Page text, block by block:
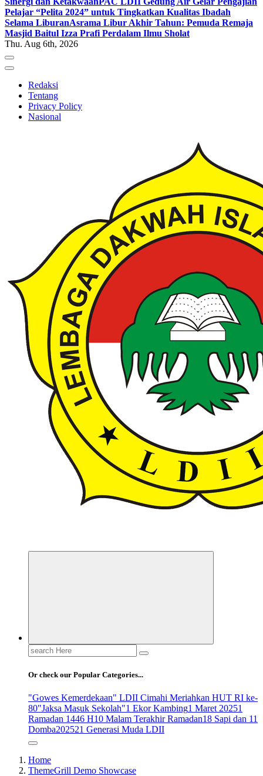
Pelajar “Pelita 2024” untuk Tingkatkan Kualitas Ibadah
Selama LiburanAsrama Libur Akhir Tahun: Pemuda Remaja
Masjid Baitul Izza Prafi Perdalam Ilmu Sholat
Thu. Aug 6th, 2026
Redaksi
Tentang
Privacy Policy
Nasional
Search
for:
Or check our Popular Categories...
"Gowes Kemerdekaan" LDII Cimahi Meriahkan HUT RI ke-
80"Jaksa Masuk Sekolah"1 Ekor Kambing1 Maret 20251
Ramadan 1446 H10 Malam Terakhir Ramadan18 Sapi dan 11
Domba202521 Generasi Muda LDII
Home
ThemeGrill Demo Showcase